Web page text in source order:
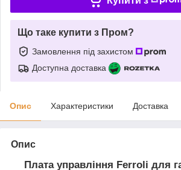
Що таке купити з Пром?
Замовлення під захистом
Доступна доставка
Опис Характеристики Доставка
Опис
Плата управління Ferroli для